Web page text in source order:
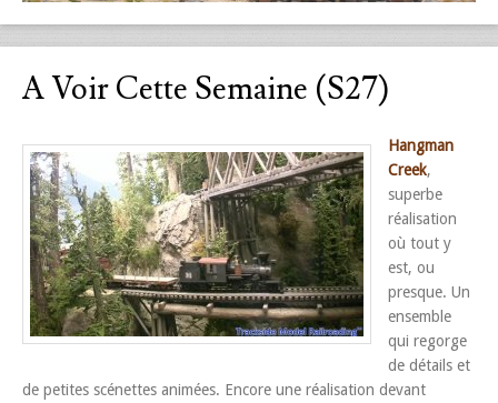
A Voir Cette Semaine (S27)
Hangman
Creek,
superbe
réalisation
où tout y
est, ou
presque. Un
ensemble
qui regorge
de détails et
de petites scénettes animées. Encore une réalisation devant